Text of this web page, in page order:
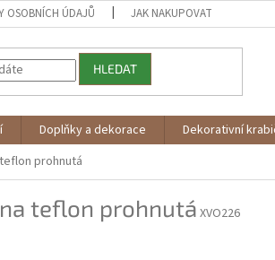
OSOBNÍCH ÚDAJŮ JAK NAKUPOVAT
HLEDAT
Doplňky a dekorace Dekorativní
prohnutá
teflon prohnutá XVO226